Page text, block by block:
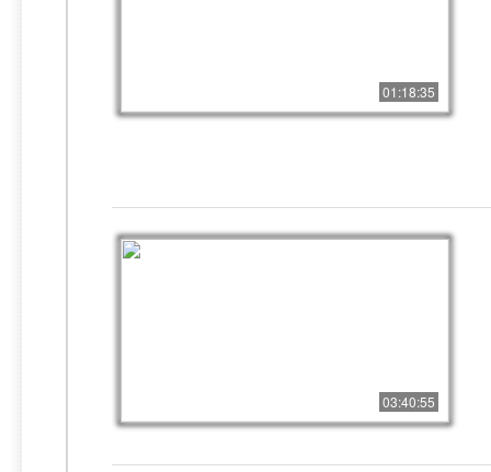
01:18:35
03:40:55